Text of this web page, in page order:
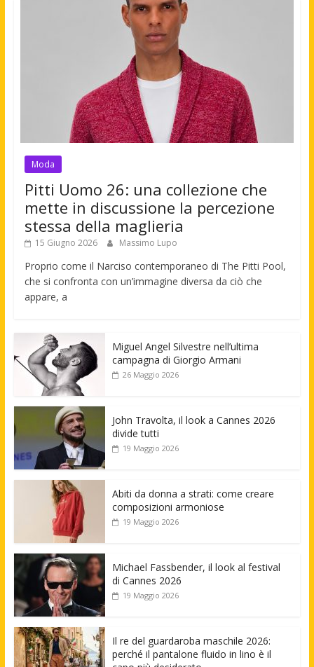
Moda
Pitti Uomo 26: una collezione che
mette in discussione la percezione
stessa della maglieria
15 Giugno 2026 Massimo Lupo
Proprio come il Narciso contemporaneo di The Pitti Pool,
che si confronta con un’immagine diversa da ciò che
appare, a
Miguel Angel Silvestre nell’ultima
campagna di Giorgio Armani
26 Maggio 2026
John Travolta, il look a Cannes 2026
divide tutti
19 Maggio 2026
Abiti da donna a strati: come creare
composizioni armoniose
19 Maggio 2026
Michael Fassbender, il look al festival
di Cannes 2026
19 Maggio 2026
Il re del guardaroba maschile 2026:
perché il pantalone fluido in lino è il